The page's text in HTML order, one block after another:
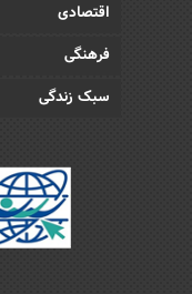
اقتصادی
فرهنگی
سبک زندگی